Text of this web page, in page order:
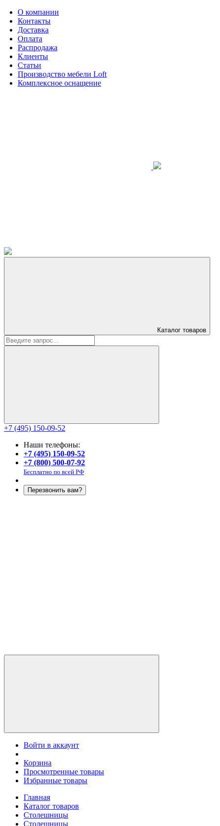
О компании
Контакты
Доставка
Оплата
Распродажа
Клиенты
Статьи
Производство мебели Loft
Комплексное оснащение
Каталог товаров
+7 (495) 150-09-52
Наши телефоны:
+7 (495) 150-09-52
+7 (800) 500-07-92
Бесплатно по всей РФ
Перезвонить вам?
Войти в аккаунт
Корзина
Просмотренные товары
Избранные товары
Главная
Каталог товаров
Столешницы
Столешницы